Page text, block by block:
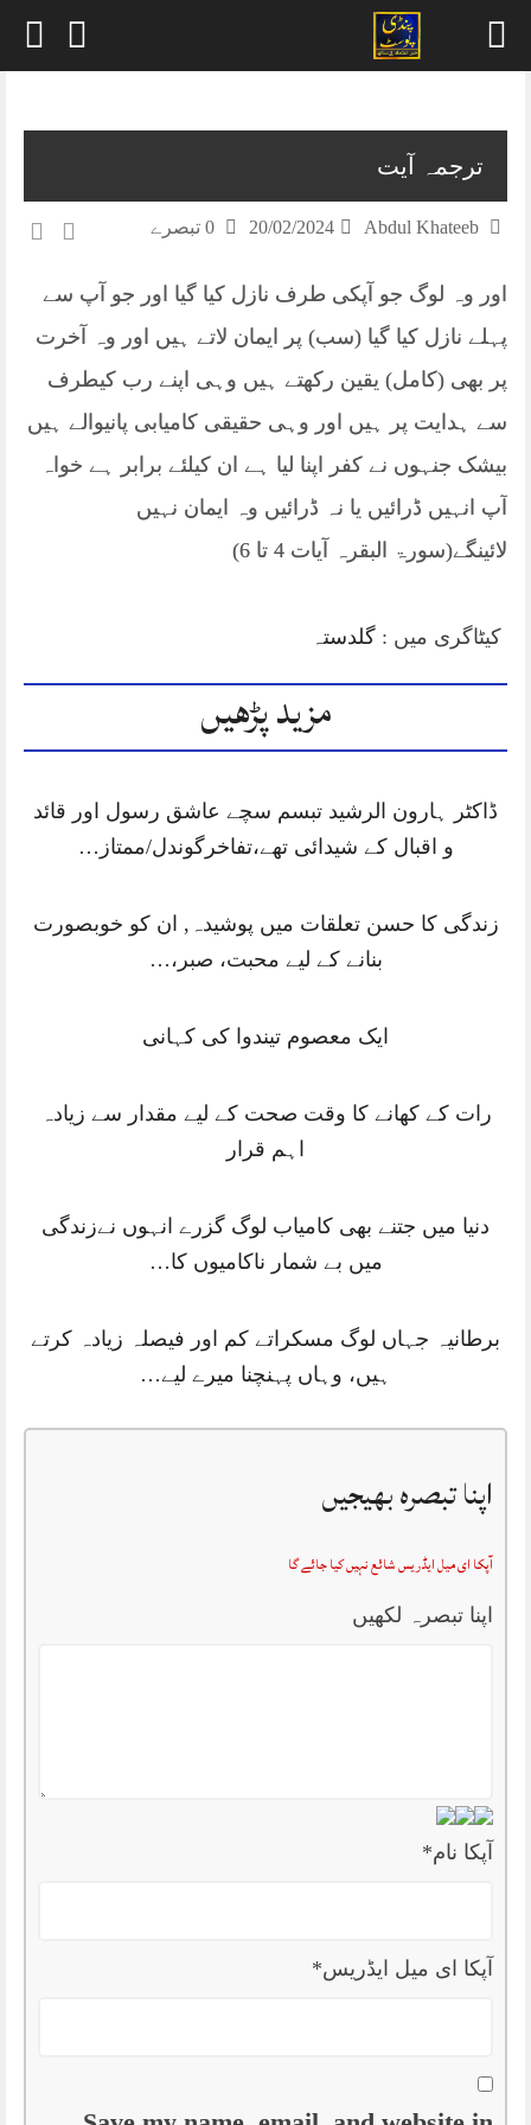
ترجمہ آیت
Abdul Khateeb
20/02/2024
اور وہ لوگ جو آپکی طرف نازل کیا گیا اور جو آپ سے
پہلے نازل کیا گیا (سب) پر ایمان لاتے ہیں اور وہ آخرت
پر بھی (کامل) یقین رکھتے ہیں وہی اپنے رب کیطرف
سے ہدایت پر ہیں اور وہی حقیقی کامیابی پانیوالے ہیں
بیشک جنہوں نے کفر اپنا لیا ہے ان کیلئے برابر ہے خواہ
آپ انہیں ڈرائیں یا نہ ڈرائیں وہ ایمان نہیں
لائینگے(سورۃ البقرہ آیات 4 تا 6)
کیٹاگری میں : گلدستہ
مزید پڑھیں
ڈاکٹر ہارون الرشید تبسم سچے عاشق رسول اور قائد
و اقبال کے شیدائی تھے،تفاخرگوندل/ممتاز…
زندگی کا حسن تعلقات میں پوشیدہ, ان کو خوبصورت
بنانے کے لیے محبت، صبر،…
ایک معصوم تیندوا کی کہانی
رات کے کھانے کا وقت صحت کے لیے مقدار سے زیادہ
اہم قرار
دنیا میں جتنے بھی کامیاب لوگ گزرے انہوں نےزندگی
میں بے شمار ناکامیوں کا…
برطانیہ جہاں لوگ مسکراتے کم اور فیصلہ زیادہ کرتے
ہیں، وہاں پہنچنا میرے لیے…
اپنا تبصرہ بھیجیں
آپکا ای میل ایڈریس شائع نہیں کیا جائے گا
اپنا تبصرہ لکھیں
آپکا نام*
آپکا ای میل ایڈریس*